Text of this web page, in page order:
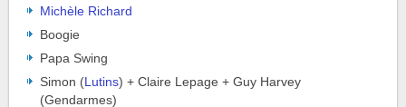
Michèle Richard
Boogie
Papa Swing
Simon (Lutins) + Claire Lepage + Guy Harvey
(Gendarmes)